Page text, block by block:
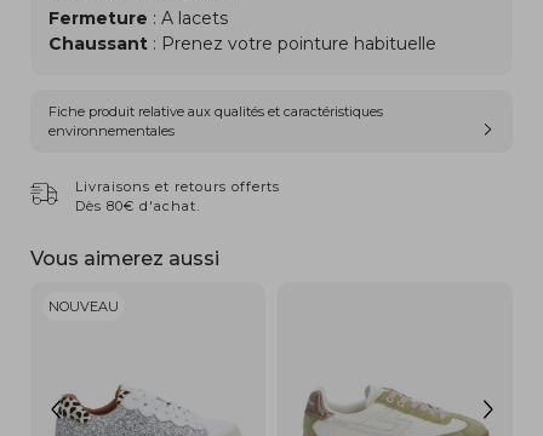
Fermeture : A lacets
Chaussant : Prenez votre pointure habituelle
Fiche produit relative aux qualités et caractéristiques
environnementales
Livraisons et retours offerts
Dès 80€ d'achat.
Vous aimerez aussi
NOUVEAU